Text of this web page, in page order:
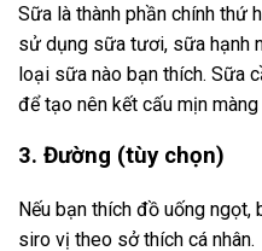
Sữa là thành phần chính thứ
sử dụng sữa tươi, sữa hạnh
loại sữa nào bạn thích. Sữa
để tạo nên kết cấu mịn
3. Đường (tùy chọn)
Nếu bạn thích đồ uống
siro vị theo sở thích cá nhân.